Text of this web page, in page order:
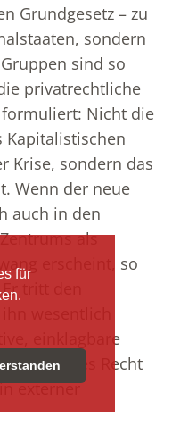
für
Grundgesetz – zu
sondern
sind so
privatrechtliche
Nicht die
Kapitalistischen
Krise, sondern das
Wenn der neue
auch in den
als
erscheint, so
tritt den
wesentlich
einklagbare
Recht
externer